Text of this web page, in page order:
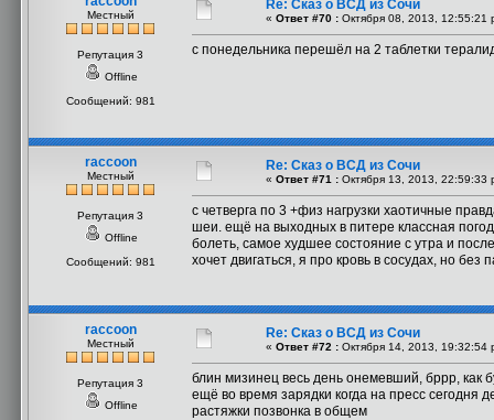
Местный
Репутация 3
Offline
Сообщений: 981
Re: Сказ о ВСД из Сочи
« Ответ #70 : Октября 08, 2013, 12:55:21
с понедельника перешёл на 2 таблетки
raccoon
Местный
Репутация 3
Offline
Сообщений: 981
Re: Сказ о ВСД из Сочи
« Ответ #71 : Октября 13, 2013, 22:59:33
с четверга по 3 +физ нагрузки хаотичные
шеи. ещё на выходных в питере классная
болеть, самое худшее состояние с утра и
хочет двигаться, я про кровь в сосудах, но
raccoon
Местный
Репутация 3
Offline
Re: Сказ о ВСД из Сочи
« Ответ #72 : Октября 14, 2013, 19:32:54
блин мизинец весь день онемевший, бррр, как
ещё во время зарядки когда на пресс сегодня
растяжки позвонка в общем